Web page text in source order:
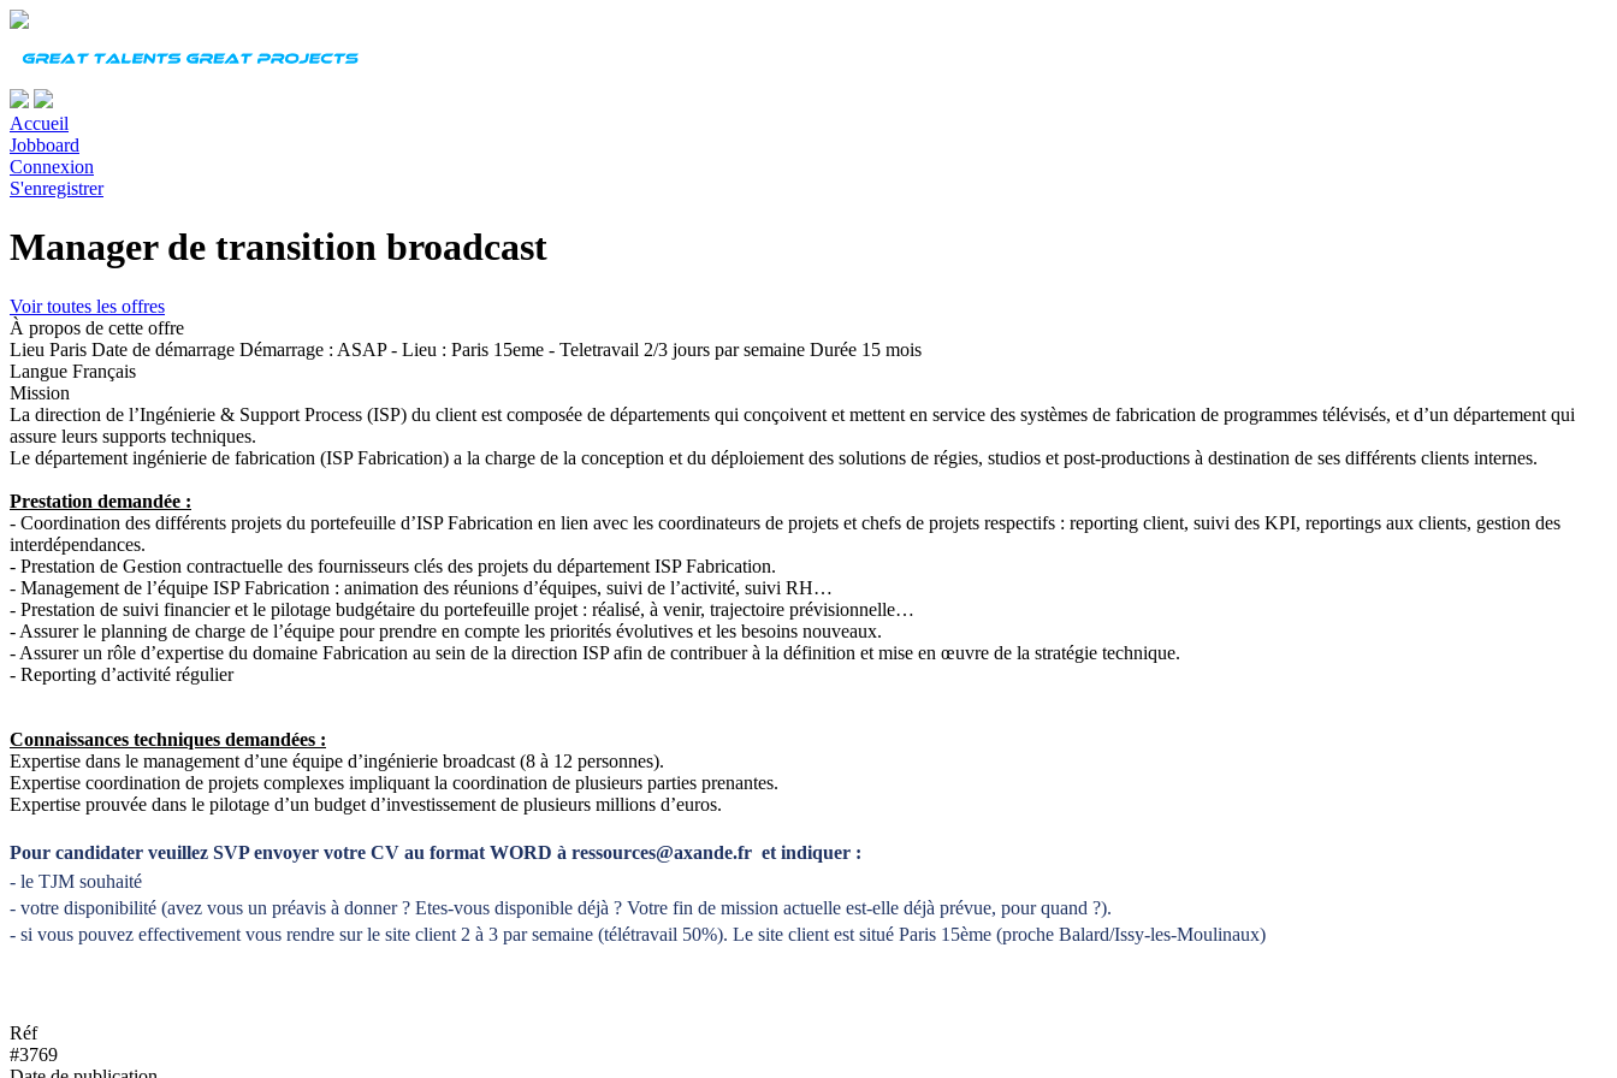
Accueil
Jobboard
Connexion
S'enregistrer
Manager de transition broadcast
Voir toutes les offres
À propos de cette offre
Lieu Paris Date de démarrage Démarrage : ASAP - Lieu : Paris 15eme - Teletravail 2/3 jours par semaine Durée 15 mois
Langue Français
Mission
La direction de l’Ingénierie & Support Process (ISP) du client est composée de départements qui conçoivent et mettent en service des systèmes de fabrication de programmes télévisés, et d’un département qui
assure leurs supports techniques.
Le département ingénierie de fabrication (ISP Fabrication) a la charge de la conception et du déploiement des solutions de régies, studios et post-productions à destination de ses différents clients internes.
Prestation demandée :
- Coordination des différents projets du portefeuille d’ISP Fabrication en lien avec les coordinateurs de projets et chefs de projets respectifs : reporting client, suivi des KPI, reportings aux clients, gestion des
interdépendances.
- Prestation de Gestion contractuelle des fournisseurs clés des projets du département ISP Fabrication.
- Management de l’équipe ISP Fabrication : animation des réunions d’équipes, suivi de l’activité, suivi RH…
- Prestation de suivi financier et le pilotage budgétaire du portefeuille projet : réalisé, à venir, trajectoire prévisionnelle…
- Assurer le planning de charge de l’équipe pour prendre en compte les priorités évolutives et les besoins nouveaux.
- Assurer un rôle d’expertise du domaine Fabrication au sein de la direction ISP afin de contribuer à la définition et mise en œuvre de la stratégie technique.
- Reporting d’activité régulier
Connaissances techniques demandées :
Expertise dans le management d’une équipe d’ingénierie broadcast (8 à 12 personnes).
Expertise coordination de projets complexes impliquant la coordination de plusieurs parties prenantes.
Expertise prouvée dans le pilotage d’un budget d’investissement de plusieurs millions d’euros.
Pour candidater veuillez SVP envoyer votre CV au format WORD à ressources@axande.fr et indiquer :
- le TJM souhaité
- votre disponibilité (avez vous un préavis à donner ? Etes-vous disponible déjà ? Votre fin de mission actuelle est-elle déjà prévue, pour quand ?).
- si vous pouvez effectivement vous rendre sur le site client 2 à 3 par semaine (télétravail 50%). Le site client est situé Paris 15ème (proche Balard/Issy-les-Moulinaux)
Réf
#3769